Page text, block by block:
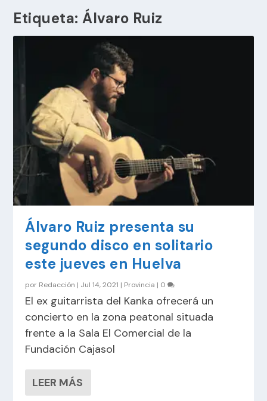
Etiqueta:Álvaro Ruiz
Álvaro Ruiz presenta su
segundo disco en solitario
este jueves en Huelva
por Redacción | Jul 14, 2021 | Provincia | 0
El ex guitarrista del Kanka ofrecerá un
concierto en la zona peatonal situada
frente a la Sala El Comercial de la
Fundación Cajasol
LEER MÁS